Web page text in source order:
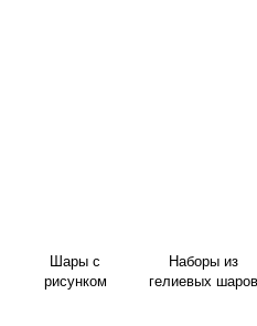
Шары с
рисунком
Наборы из
гелиевых